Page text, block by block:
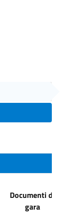
Documenti di
gara